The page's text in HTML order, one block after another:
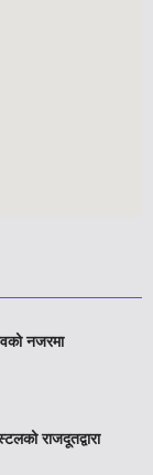
नजरमा
राजदूतद्वारा